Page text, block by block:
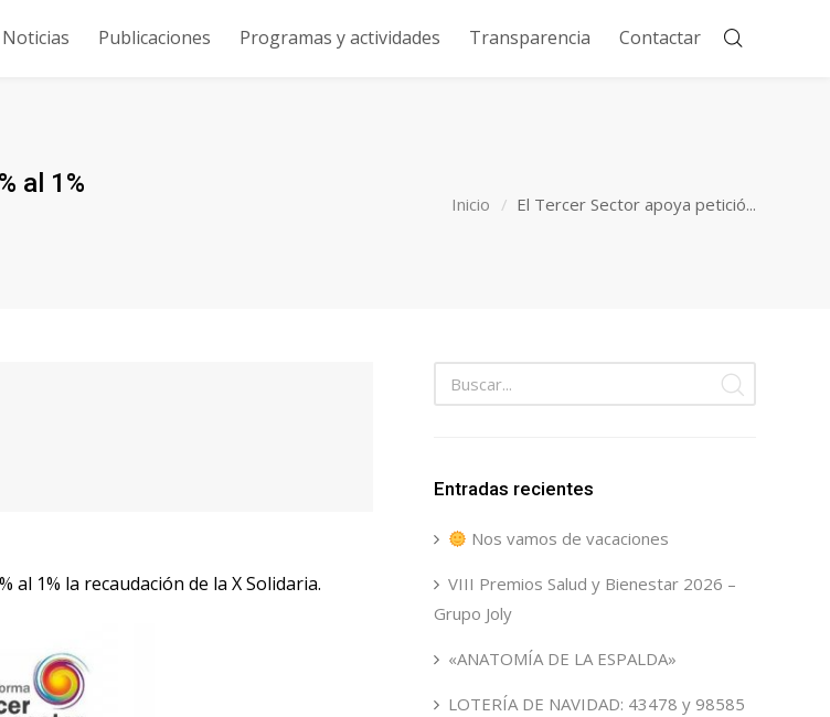
Noticias Publicaciones Programas y actividades Transparencia Contactar
al 1%
Inicio El Tercer Sector apoya petició...
1% la recaudación de la X Solidaria.
Entradas recientes
Nos vamos de vacaciones
VIII Premios Salud y Bienestar 2026 –
Grupo Joly
«ANATOMÍA DE LA ESPALDA»
LOTERÍA DE NAVIDAD: 43478 y 98585